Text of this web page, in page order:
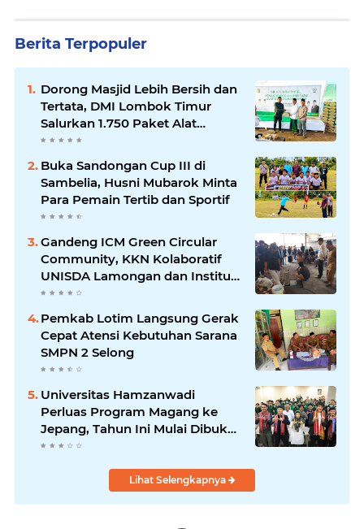
Berita Terpopuler
Dorong Masjid Lebih Bersih dan
Tertata, DMI Lombok Timur
Salurkan 1.750 Paket Alat
Kebersihan
Buka Sandongan Cup III di
Sambelia, Husni Mubarok Minta
Para Pemain Tertib dan Sportif
Gandeng ICM Green Circular
Community, KKN Kolaboratif
UNISDA Lamongan dan Institut
Elkatarie Edukasi Warga
Sembalun Ubah Sampah Jadi
Energi Terbarukan
Pemkab Lotim Langsung Gerak
Cepat Atensi Kebutuhan Sarana
SMPN 2 Selong
Universitas Hamzanwadi
Perluas Program Magang ke
Jepang, Tahun Ini Mulai Dibuka
untuk Alumni dan Mahasiswa
Lihat Selengkapnya